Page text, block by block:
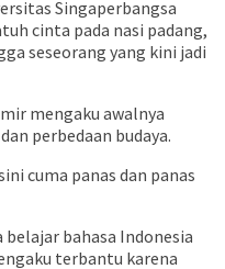
Singaperbangsa
cinta pada nasi padang,
seseorang yang kini jadi
mengaku awalnya
perbedaan budaya.
cuma panas dan panas
bahasa Indonesia
terbantu karena